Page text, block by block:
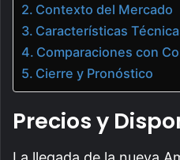
Contexto del Mercado
Características
Comparaciones con
Cierre y Pronóstico
Precios y